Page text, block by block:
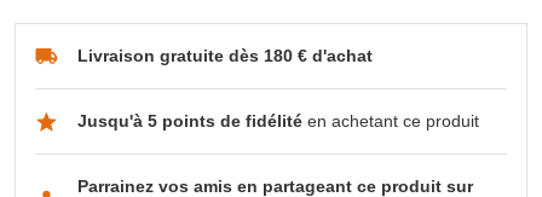
Livraison gratuite dès 180 € d'achat
Jusqu'à 5 points de fidélitéen achetant ce produit
Parrainez vos amis en partageant ce produit sur